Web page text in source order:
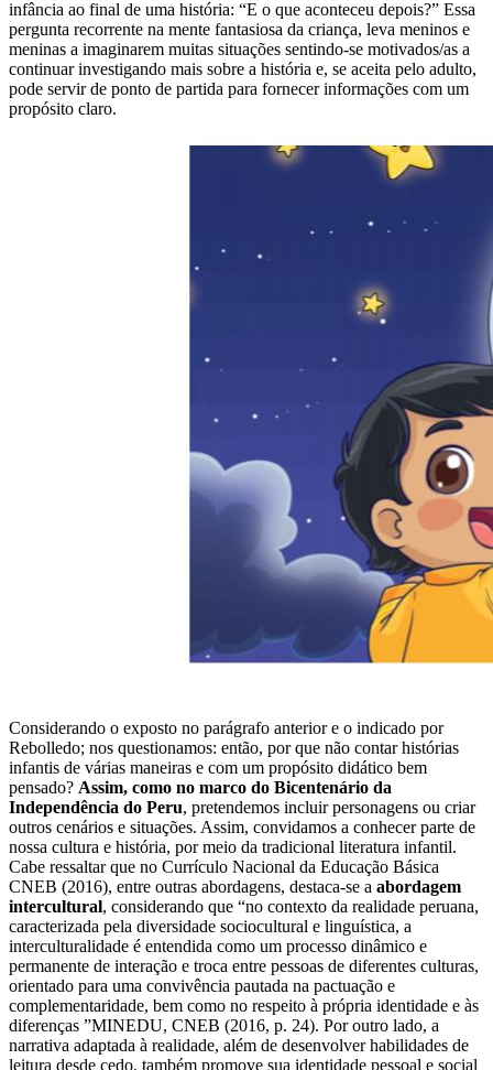
infância ao final de uma história: “E o que aconteceu depois?” Essa
pergunta recorrente na mente fantasiosa da criança, leva meninos e
meninas a imaginarem muitas situações sentindo-se motivados/as a
continuar investigando mais sobre a história e, se aceita pelo adulto,
pode servir de ponto de partida para fornecer informações com um
propósito claro.
Considerando o exposto no parágrafo anterior e o indicado por
Rebolledo; nos questionamos: então, por que não contar histórias
infantis de várias maneiras e com um propósito didático bem
pensado? Assim, como no marco do Bicentenário da
Independência do Peru, pretendemos incluir personagens ou criar
outros cenários e situações. Assim, convidamos a conhecer parte de
nossa cultura e história, por meio da tradicional literatura infantil.
Cabe ressaltar que no Currículo Nacional da Educação Básica
CNEB (2016), entre outras abordagens, destaca-se a abordagem
intercultural, considerando que “no contexto da realidade peruana,
caracterizada pela diversidade sociocultural e linguística, a
interculturalidade é entendida como um processo dinâmico e
permanente de interação e troca entre pessoas de diferentes culturas,
orientado para uma convivência pautada na pactuação e
complementaridade, bem como no respeito à própria identidade e às
diferenças ”MINEDU, CNEB (2016, p. 24). Por outro lado, a
narrativa adaptada à realidade, além de desenvolver habilidades de
leitura desde cedo, também promove sua identidade pessoal e social